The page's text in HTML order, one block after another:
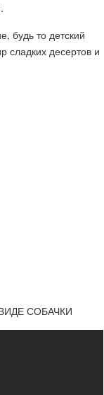
будь то детский
сладких десертов и
СОБАЧКИ